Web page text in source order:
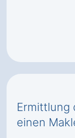
Ermittlung
einen